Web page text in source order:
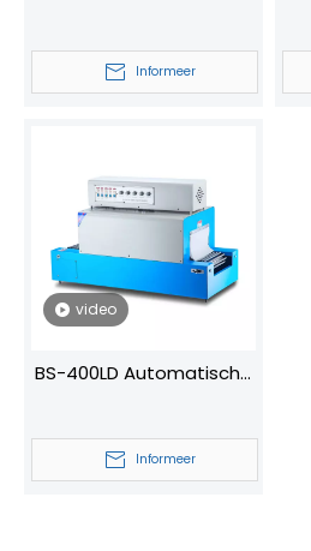
automatische
krimpverpakkingsmachine
Informeer
video
BS-400LD Automatische
Verpakking
Krimptunnelmachine
Informeer